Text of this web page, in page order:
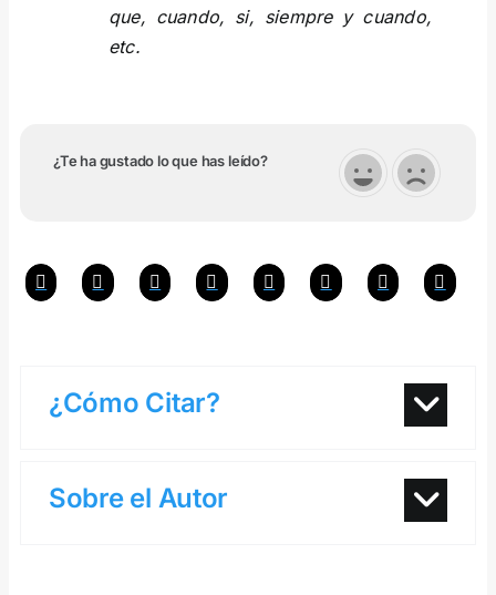
que, cuando, si, siempre y cuando,
etc.
¿Te ha gustado lo que has leído?
¿Cómo Citar?
Sobre el Autor